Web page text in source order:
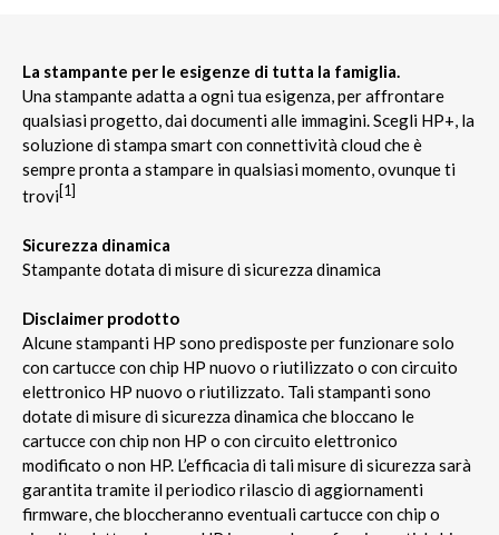
La stampante per le esigenze di tutta la famiglia.
Una stampante adatta a ogni tua esigenza, per affrontare
qualsiasi progetto, dai documenti alle immagini. Scegli HP+, la
soluzione di stampa smart con connettività cloud che è
sempre pronta a stampare in qualsiasi momento, ovunque ti
trovi[1]
Sicurezza dinamica
Stampante dotata di misure di sicurezza dinamica
Disclaimer prodotto
Alcune stampanti HP sono predisposte per funzionare solo
con cartucce con chip HP nuovo o riutilizzato o con circuito
elettronico HP nuovo o riutilizzato. Tali stampanti sono
dotate di misure di sicurezza dinamica che bloccano le
cartucce con chip non HP o con circuito elettronico
modificato o non HP. L’efficacia di tali misure di sicurezza sarà
garantita tramite il periodico rilascio di aggiornamenti
firmware, che bloccheranno eventuali cartucce con chip o